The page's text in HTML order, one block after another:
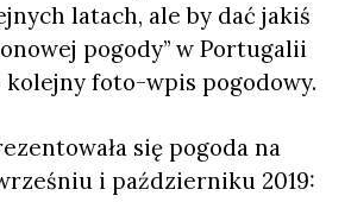
latach, ale by dać jakiś
pogody” w Portugalii
foto-wpis pogodowy.
się pogoda na
i październiku 2019: